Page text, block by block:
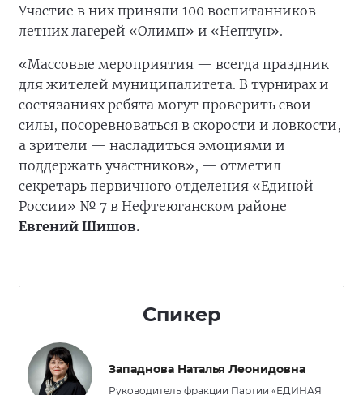
Участие в них приняли 100 воспитанников
летних лагерей «Олимп» и «Нептун».
«Массовые мероприятия — всегда праздник
для жителей муниципалитета. В турнирах и
состязаниях ребята могут проверить свои
силы, посоревноваться в скорости и ловкости,
а зрители — насладиться эмоциями и
поддержать участников», — отметил
секретарь первичного отделения «Единой
России» № 7 в Нефтеюганском районе
Евгений Шишов.
Спикер
Западнова Наталья Леонидовна
Руководитель фракции Партии «ЕДИНАЯ